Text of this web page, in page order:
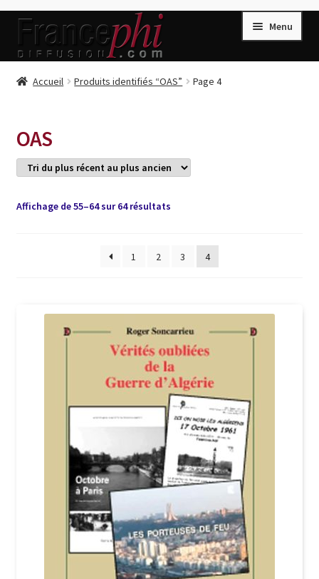
Aller
la
Aller
contenu
Menu
Accueil
Conditions de Vente
Connection
Livres de Philippe Randa
Login Customizer
Politique de confidentialité et cookies
Qui sommes-nous ?
Soutien à Philippe Randa
Suivi de la Commande
Accueil Produits identifiés “OAS” Page 4
OAS
Affichage de 55–64 sur 64 résultatsTrié
récent
1 2 3 4